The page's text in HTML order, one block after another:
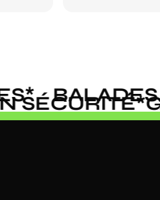
* BALADES
SÉCURITÉ